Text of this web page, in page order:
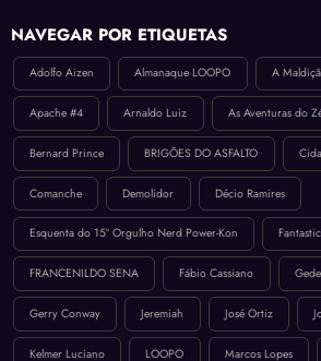
NAVEGAR POR ETIQUETAS
Adolfo Aizen Almanaque LOOPO A
Apache #4 Arnaldo Luiz As Aventuras do
Bernard Prince BRIGÕES DO ASFALTO
Comanche Demolidor Décio Ramires
Esquenta do 15º Orgulho Nerd Power-Kon
FRANCENILDO SENA Fábio Cassiano
Gerry Conway Jeremiah José Ortiz
Kelmer Luciano LOOPO Marcos Lopes